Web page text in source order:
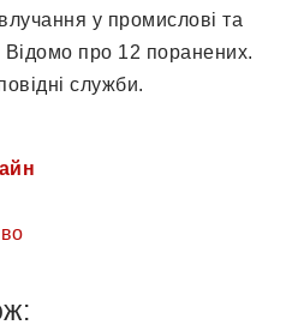
у промислові та
Відомо про 12 поранених.
служби.